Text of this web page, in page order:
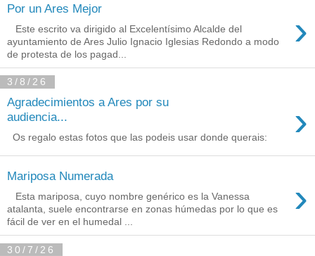
Por un Ares Mejor ›
Este escrito va dirigido al Excelentísimo Alcalde del
ayuntamiento de Ares Julio Ignacio Iglesias Redondo a modo
de protesta de los pagad...
3/8/26
Agradecimientos a Ares por su
audiencia...
›
Os regalo estas fotos que las podeis usar donde querais:
Mariposa Numerada ›
Esta mariposa, cuyo nombre genérico es la Vanessa
atalanta, suele encontrarse en zonas húmedas por lo que es
fácil de ver en el humedal ...
30/7/26